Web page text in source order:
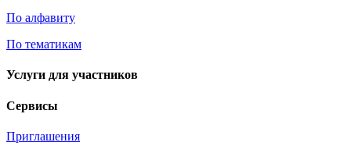
По алфавиту
По тематикам
Услуги для участников
Сервисы
Приглашения